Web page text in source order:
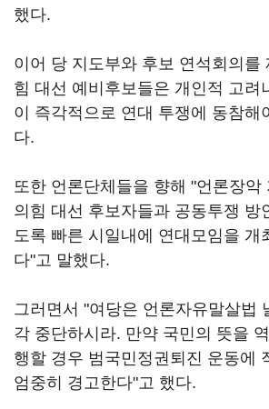
했다.
이어 당 지도부와 후보 연석회의를
힘 대선 예비후보들은 개인적 고려
이 즉각적으로 연대 투쟁에 동참해
다.
또한 언론단체들을 향해 "언론장악
의힘 대선 후보자들과 공동투쟁 방
도록 빠른 시일내에 연대모임을 개
다"고 말했다.
그러면서 "여당은 언론자유말살법
각 중단하시라. 만약 국민의 뜻을
행할 경우 범국민정권퇴진 운동에
엄중히 경고한다"고 했다.